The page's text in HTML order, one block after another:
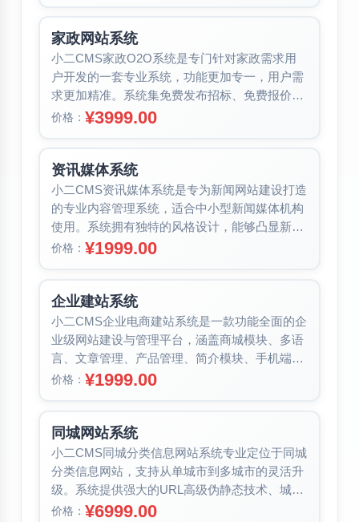
家政网站系统
小二CMS家政O2O系统是专门针对家政需求用
户开发的一套专业系统，功能更加专一，用户需
求更加精准。系统集免费发布招标、免费报价、
等待师傅上门服务于一体，支持微信...
价格： ¥3999.00
资讯媒体系统
小二CMS资讯媒体系统是专为新闻网站建设打造
的专业内容管理系统，适合中小型新闻媒体机构
使用。系统拥有独特的风格设计，能够凸显新闻
个性特点，结合新闻经营行业市场分...
价格： ¥1999.00
企业建站系统
小二CMS企业电商建站系统是一款功能全面的企
业级网站建设与管理平台，涵盖商城模块、多语
言、文章管理、产品管理、简介模块、手机端、
微信对接、SEO优化、会员管理、...
价格： ¥1999.00
同城网站系统
小二CMS同城分类信息网站系统专业定位于同城
分类信息网站，支持从单城市到多城市的灵活升
级。系统提供强大的URL高级伪静态技术、城市
管理功能、地区分类信息管理、域...
价格： ¥6999.00